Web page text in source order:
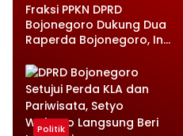
Fraksi PPKN DPRD
Bojonegoro Dukung Dua
Raperda Bojonegoro, Ini
Disampaikan
Politik